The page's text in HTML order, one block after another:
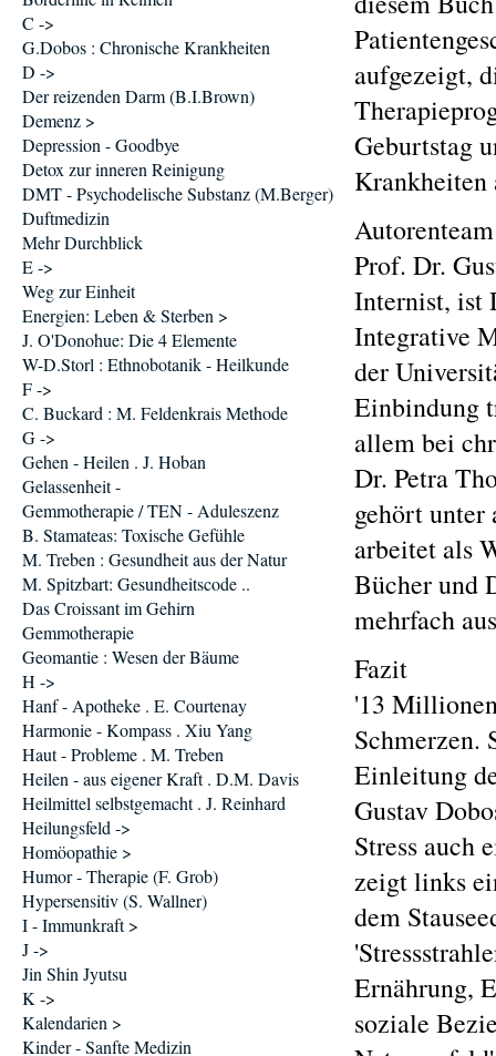
aufgezeigt,
Geburtstag
Krankheiten
Autorenteam
Prof. Dr.
Internist, ist
Integrative
der
Einbindung
allem bei
Dr. Petra
gehört unter
arbeitet als
Bücher und
mehrfach
Fazit
'13
Schmerzen.
Einleitung
Gustav
Stress auch
zeigt links
dem
Ernährung,
soziale
C ->
G.Dobos : Chronische Krankheiten
D ->
Der reizenden Darm (B.I.Brown)
Demenz >
Depression - Goodbye
Detox zur inneren Reinigung
DMT - Psychodelische Substanz (M.Berger)
Duftmedizin
Mehr Durchblick
E ->
Weg zur Einheit
Energien: Leben & Sterben >
J. O'Donohue: Die 4 Elemente
W-D.Storl : Ethnobotanik - Heilkunde
F ->
C. Buckard : M. Feldenkrais Methode
G ->
Gehen - Heilen . J. Hoban
Gelassenheit -
Gemmotherapie / TEN - Aduleszenz
B. Stamateas: Toxische Gefühle
M. Treben : Gesundheit aus der Natur
M. Spitzbart: Gesundheitscode ..
Das Croissant im Gehirn
Gemmotherapie
Geomantie : Wesen der Bäume
H ->
Hanf - Apotheke . E. Courtenay
Harmonie - Kompass . Xiu Yang
Haut - Probleme . M. Treben
Heilen - aus eigener Kraft . D.M. Davis
Heilmittel selbstgemacht . J. Reinhard
Heilungsfeld ->
Homöopathie >
Humor - Therapie (F. Grob)
Hypersensitiv (S. Wallner)
I - Immunkraft >
J ->
Jin Shin Jyutsu
K ->
Kalendarien >
Kinder - Sanfte Medizin